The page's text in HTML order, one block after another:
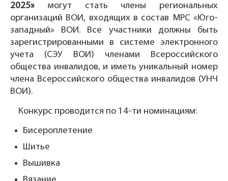
2025» могут стать члены региональных
организаций ВОИ, входящих в состав МРС «Юго-
западный» ВОИ. Все участники должны быть
зарегистрированными в системе электронного
учета (СЭУ ВОИ) членами Всероссийского
общества инвалидов, и иметь уникальный номер
члена Всероссийского общества инвалидов (УНЧ
ВОИ).
Конкурс проводится по 14-ти номинациям:
Бисероплетение
Шитье
Вышивка